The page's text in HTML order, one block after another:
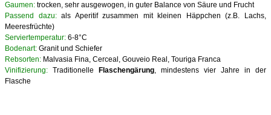
Gaumen: trocken, sehr ausgewogen, in guter Balance von Säure und Frucht
Passend dazu:als Aperitif zusammen mit kleinen Häppchen (z.B. Lachs,
Meeresfrüchte)
Serviertemperatur: 6-8°C
Bodenart: Granit und Schiefer
Rebsorten: Malvasia Fina, Cerceal, Gouveio Real, Touriga Franca
Vinifizierung: Traditionelle Flaschengärung, mindestens vier Jahre in der
Flasche